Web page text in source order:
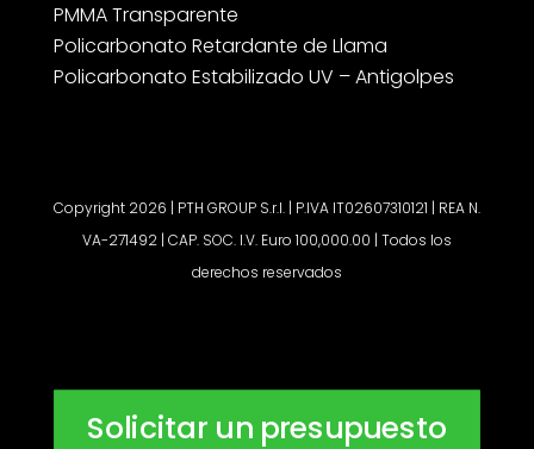
PMMA Transparente
Policarbonato Retardante de Llama
Policarbonato Estabilizado UV – Antigolpes
Copyright 2026 | PTH GROUP S.r.l. | P.IVA IT02607310121 | REA N.
VA-271492 | CAP. SOC. I.V. Euro 100,000.00 | Todos los
derechos reservados
Solicitar un presupuesto